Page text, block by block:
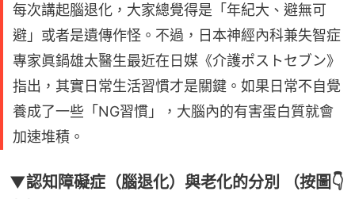
每次講起腦退化，大家總覺得是「年紀大、避無可
避」或者是遺傳作怪。不過，日本神經內科兼失智症
專家眞鍋雄太醫生最近在日媒《介護ポストセブン》
指出，其實日常生活習慣才是關鍵。如果日常不自覺
養成了一些「NG習慣」，大腦內的有害蛋白質就會
加速堆積。
▼認知障礙症（腦退化）與老化的分別 （按圖👇